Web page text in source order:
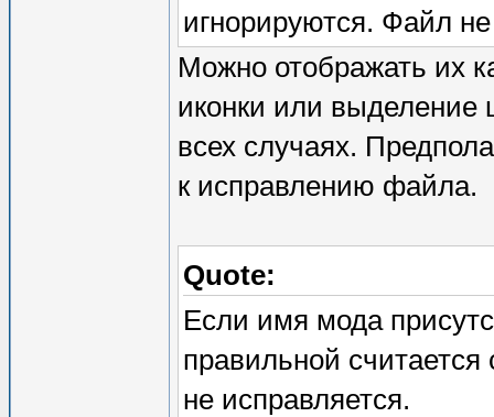
игнорируются. Файл
Можно отображать их
иконки или выделение
всех случаях.
к исправлению файла.
Quote:
Если имя мода
правильной
не исправляется.